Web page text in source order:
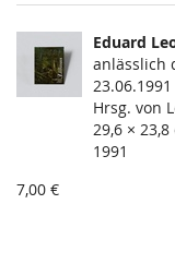
Eduard
anlässlich
23.06.1991
Hrsg. von
29,6 ×
1991
7,00 €